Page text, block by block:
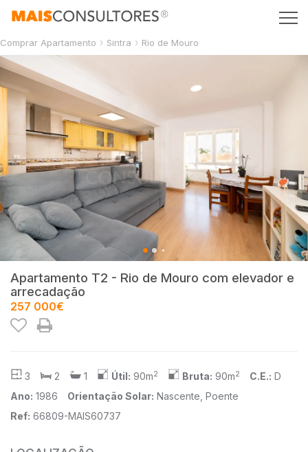
Comprar Apartamento Sintra Rio de Mouro
Apartamento T2 - Rio de Mouro com elevador e
arrecadação
257 000€
3 2 1 Útil: 90m2 Bruta: 90m2 C.E.: D
Ano: 1986 Orientação Solar: Nascente, Poente
Ref: 66809-MAIS60737